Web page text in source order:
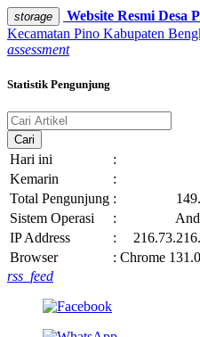
storage Website Resmi Desa
Kecamatan Pino Kabupaten
assessment
Statistik Pengunjung
Cari
Hari ini :
Kemarin
:
Total Pengunjung :
Sistem Operasi
:
IP Address
:
Browser
: Chrome
rss_feed